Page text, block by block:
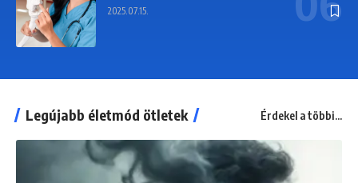
2025.07.15.
Legújabb életmód ötletek Érdekel a többi...